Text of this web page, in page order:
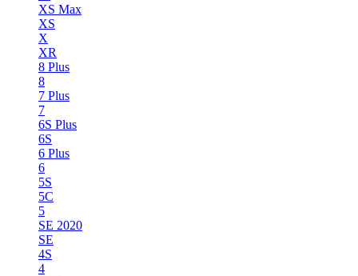
XS Max
XS
X
XR
8 Plus
8
7 Plus
7
6S Plus
6S
6 Plus
6
5S
5C
5
SE 2020
SE
4S
4